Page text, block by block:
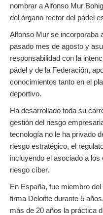
nombrar a Alfonso Mur
del órgano rector del pádel
Alfonso Mur se incorporaba
pasado mes de agosto y
responsabilidad con la
pádel y de la Federación,
conocimientos tanto en el
deportivo.
Ha desarrollado toda su
gestión del riesgo
tecnología no le ha privado
riesgo estratégico, el
incluyendo el asociado a
riesgo cíber.
En España, fue miembro
firma Deloitte durante 5
más de 20 años la práctica